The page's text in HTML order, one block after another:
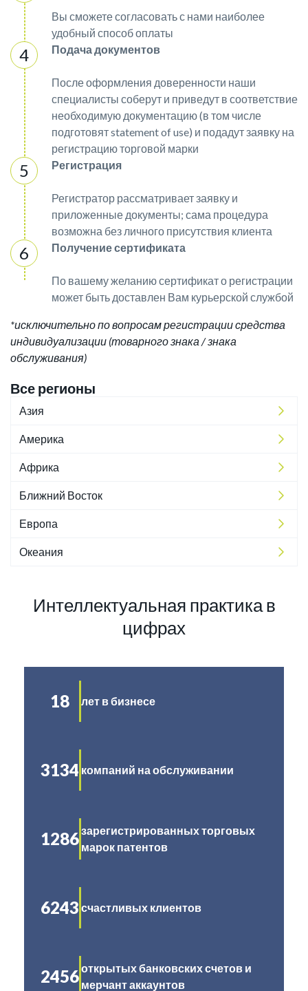
Вы сможете согласовать с нами наиболее
удобный способ оплаты
Подача документов
После оформления доверенности наши
специалисты соберут и приведут в соответствие
необходимую документацию (в том числе
подготовят statement of use) и подадут заявку на
регистрацию торговой марки
Регистрация
Регистратор рассматривает заявку и
приложенные документы; сама процедура
возможна без личного присутствия клиента
Получение сертификата
По вашему желанию сертификат о регистрации
может быть доставлен Вам курьерской службой
*исключительно по вопросам регистрации средства
индивидуализации (товарного знака / знака
обслуживания)
Все регионы
Азия
Америка
Африка
Ближний Восток
Европа
Океания
Интеллектуальная практика в
цифрах
18 лет в бизнесе
3134 компаний на обслуживании
1286зарегистрированных торговых
марок патентов
6243 счастливых клиентов
2456открытых банковских счетов и
мерчант аккаунтов